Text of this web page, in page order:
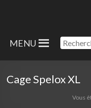
Nac
MENU
Cage Spelox XL
Vous